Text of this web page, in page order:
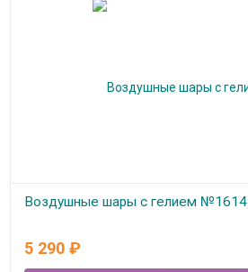
Воздушные шары с гелием №1614
5 290 ₽